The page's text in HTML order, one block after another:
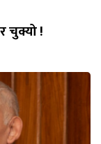
चुक्यो !